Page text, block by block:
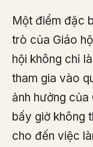
Một điểm đặc
trò của Giáo
hội không chỉ
tham gia vào
ảnh hưởng của
bấy giờ không
cho đến việc